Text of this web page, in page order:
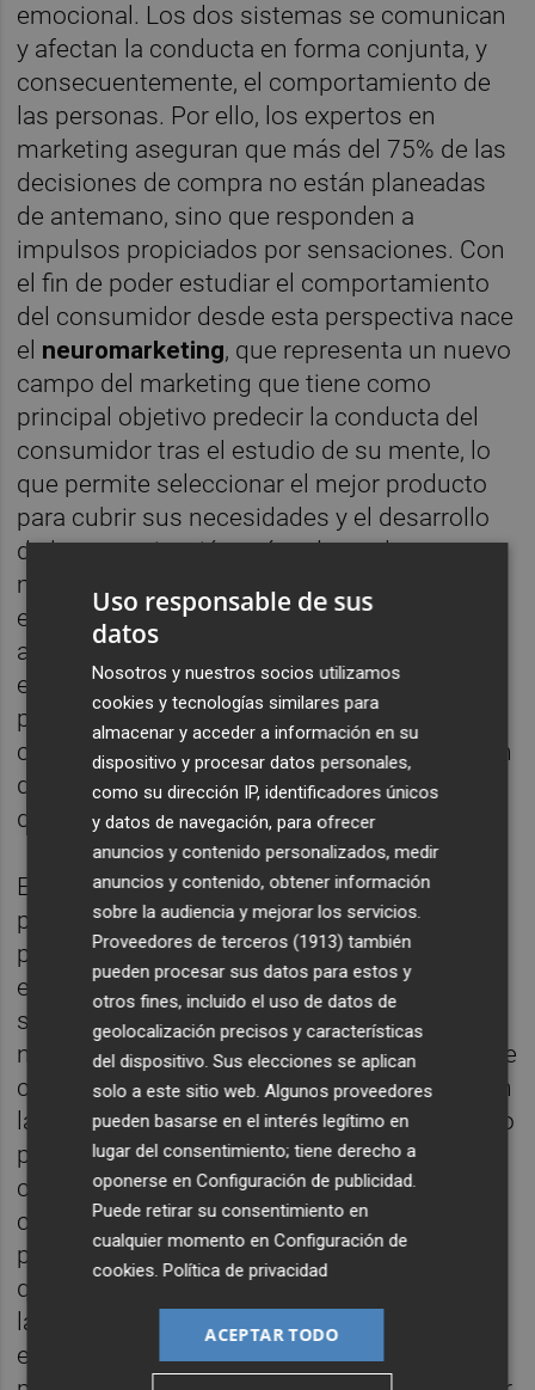
emocional. Los dos sistemas se comunican
y afectan la conducta en forma conjunta, y
consecuentemente, el comportamiento de
las personas. Por ello, los expertos en
marketing aseguran que más del 75% de las
decisiones de compra no están planeadas
de antemano, sino que responden a
impulsos propiciados por sensaciones. Con
el fin de poder estudiar el comportamiento
del consumidor desde esta perspectiva nace
el neuromarketing, que representa un nuevo
campo del marketing que tiene como
principal objetivo predecir la conducta del
consumidor tras el estudio de su mente, lo
que permite seleccionar el mejor producto
para cubrir sus necesidades y el desarrollo
de la comunicación más adecuada para ser
mejor comprendida y recordada. Por todo
ello, lastécnicas del neuromarketing
aunque se trate de una disciplina nueva,
están adquiriendo cada vez más
protagonismo en las empresas,
concretamente en las áreas de investigación
de mercados, diseño de nuevos productos y
de publicidad.
En consecuencia, su futuro parece muy
prometedor, aunque no está exento de
problemas. Entre ellos el más importante es
el de lasconsideraciones éticas. En este
sentido, hay que tener en cuenta que el
neuromarketing es una herramienta más que
complementa a las utilizadas hasta ahora en
la investigación del mercado. Por lo tanto, no
pretende ser capaz de sugestionar a los
consumidores, ni tampoco detestar y
comprender emociones como el amor o la
pasión. Las consultoras de neuromarketing
que introduzcan este tipo de conceptos en
las conclusiones de sus estudios están
engañando a sus clientes. En este sentido,
Uso responsable de sus
datos
Nosotros y nuestros socios utilizamos
cookies y tecnologías similares para
almacenar y acceder a información en su
dispositivo y procesar datos personales,
como su dirección IP, identificadores únicos
y datos de navegación, para ofrecer
anuncios y contenido personalizados, medir
anuncios y contenido, obtener información
sobre la audiencia y mejorar los servicios.
Proveedores de terceros (1913) también
pueden procesar sus datos para estos y
otros fines, incluido el uso de datos de
geolocalización precisos y características
del dispositivo. Sus elecciones se aplican
solo a este sitio web. Algunos proveedores
pueden basarse en el interés legítimo en
lugar del consentimiento; tiene derecho a
oponerse enConfiguración de publicidad
Puede retirar su consentimiento en
cualquier momento enConfiguración de
cookies .Política de privacidad
ACEPTAR TODO